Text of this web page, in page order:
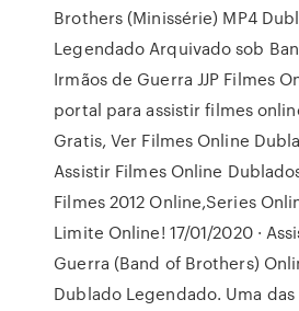
Brothers (Minissérie) MP4
Legendado Arquivado sob
Irmãos de Guerra JJP Filmes
portal para assistir filmes
Gratis, Ver Filmes Online
Assistir Filmes Online
Filmes 2012 Online,Series
Limite Online! 17/01/2020 ·
Guerra (Band of Brothers)
Dublado Legendado. Uma